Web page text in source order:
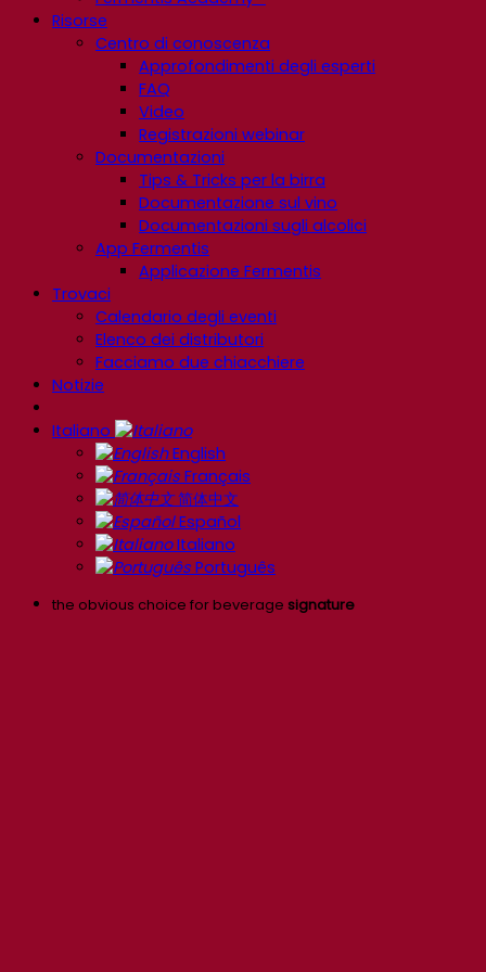
Risorse
Centro di conoscenza
Approfondimenti degli esperti
FAQ
Video
Registrazioni webinar
Documentazioni
Tips & Tricks per la birra
Documentazione sul vino
Documentazioni sugli alcolici
App Fermentis
Applicazione Fermentis
Trovaci
Calendario degli eventi
Elenco dei distributori
Facciamo due chiacchiere
Notizie
Italiano
English
Français
简体中文
Español
Italiano
Português
the obvious choice for beverage signature